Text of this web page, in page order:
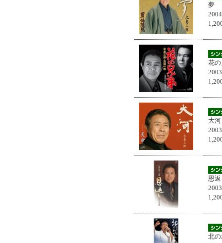
夢
花
大河
恩
北